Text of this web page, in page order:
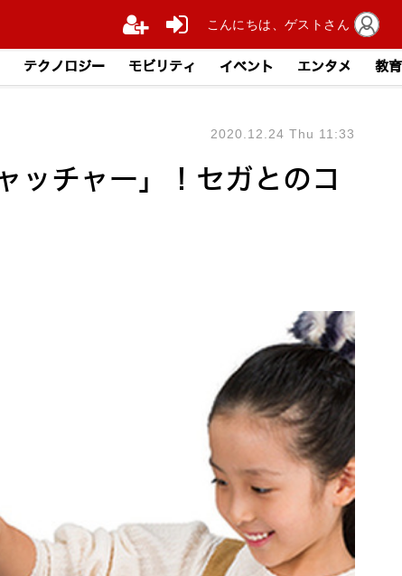
テクノロジー モビリティ イベント エンタメ 教育
ッチャー」！セガとのコ
2020.12.24 Thu 11:33
こんにちは、ゲストさん